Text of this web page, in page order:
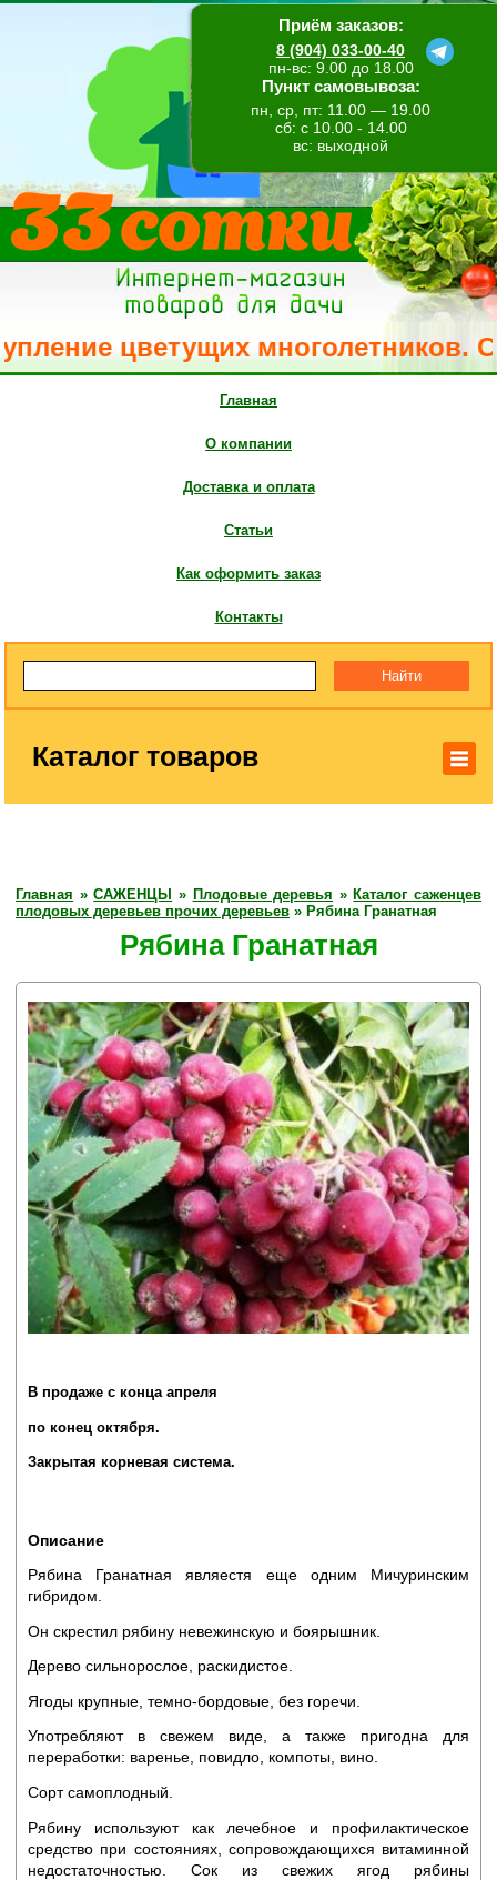
Приём заказов:
8 (904) 033-00-40
пн-вс: 9.00 до 18.00
Пункт самовывоза:
пн, ср, пт: 11.00 — 19.00
сб: с 10.00 - 14.00
вс: выходной
цветущих многолетников.
Главная
О компании
Доставка и оплата
Статьи
Как оформить заказ
Контакты
Каталог товаров
Главная » САЖЕНЦЫ » Плодовые деревья » Каталог саженцев
плодовых деревьев прочих деревьев » Рябина Гранатная
Рябина Гранатная
В продаже с конца апреля
по конец октября.
Закрытая корневая система.
Описание
Рябина Гранатная являестя еще одним Мичуринским
гибридом.
Он скрестил рябину невежинскую и боярышник.
Дерево сильнорослое, раскидистое.
Ягоды крупные, темно-бордовые, без горечи.
Употребляют в свежем виде, а также пригодна для
переработки: варенье, повидло, компоты, вино.
Сорт самоплодный.
Рябину используют как лечебное и профилактическое
средство при состояниях, сопровождающихся витаминной
недостаточностью. Сок из свежих ягод рябины